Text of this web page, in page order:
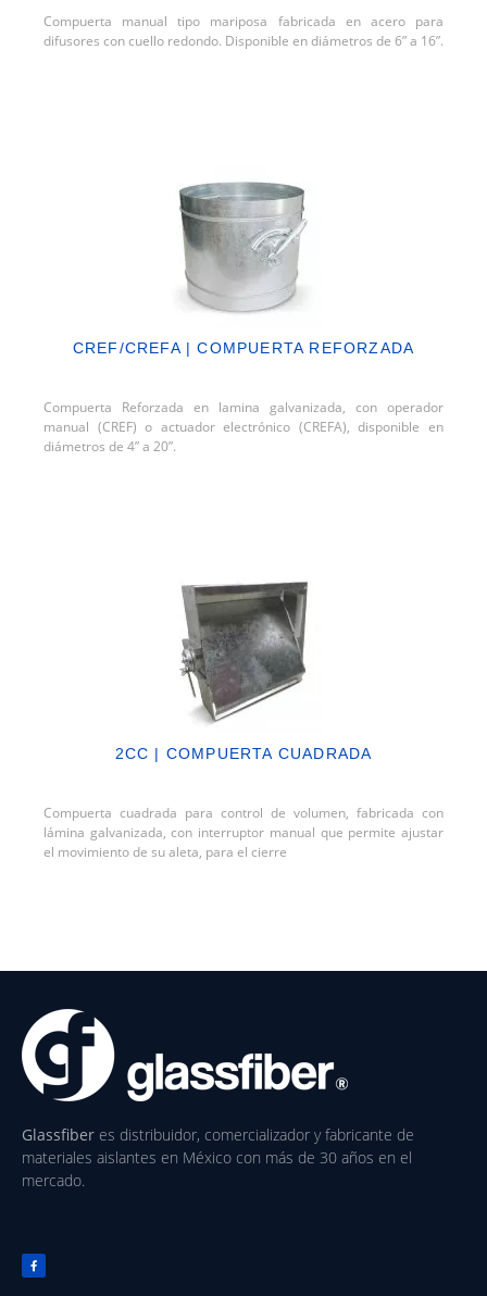
Compuerta manual tipo mariposa fabricada en acero para
difusores con cuello redondo. Disponible en diámetros de 6” a 16”.
CREF/CREFA | COMPUERTA REFORZADA
Compuerta Reforzada en lamina galvanizada, con operador
manual (CREF) o actuador electrónico (CREFA), disponible en
diámetros de 4” a 20”.
2CC | COMPUERTA CUADRADA
Compuerta cuadrada para control de volumen, fabricada con
lámina galvanizada, con interruptor manual que permite ajustar
el movimiento de su aleta, para el cierre
Glassfiber es distribuidor, comercializador y fabricante de
materiales aislantes en México con más de 30 años en el
mercado.